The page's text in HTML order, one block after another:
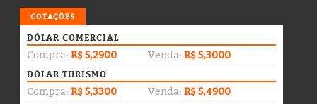
COTAÇÕES
DÓLAR COMERCIAL
Compra: R$ 5,2900 Venda: R$ 5,3000
DÓLAR TURISMO
Compra: R$ 5,3300 Venda: R$ 5,4900